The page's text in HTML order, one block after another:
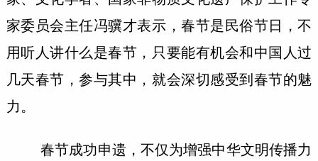
家委员会主任冯骥才表示，春节是民俗节日，不
用听人讲什么是春节，只要能有机会和中国人过
几天春节，参与其中，就会深切感受到春节的魅
力。
春节成功申遗，不仅为增强中华文明传播力